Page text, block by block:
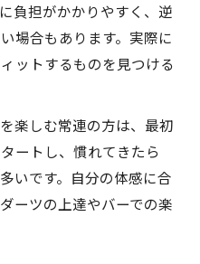
負担がかかりやすく、逆
場合もあります。実際に
ットするものを見つける
楽しむ常連の方は、最初
ートし、慣れてきたら
いです。自分の体感に合
ーツの上達やバーでの楽